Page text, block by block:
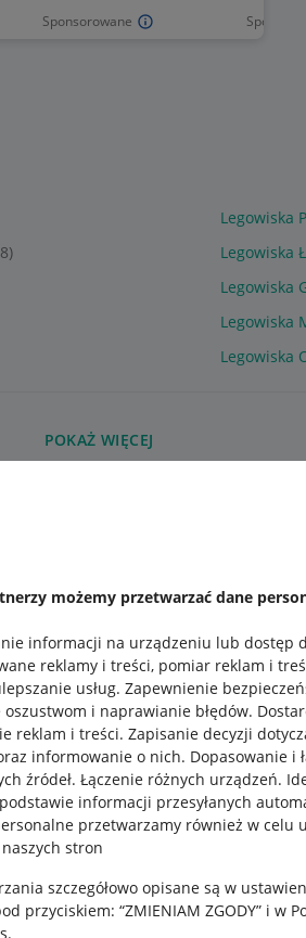
możemy przetwarzać dane
informacji na urządzeniu lub dostęp
reklamy i treści, pomiar reklam i
usług. Zapewnienie
i naprawianie błędów.
reklam i treści. Zapisanie decyzji
informowanie o nich. Dopasowanie i
źródeł. Łączenie różnych urządzeń.
informacji przesyłanych
przetwarzamy również w celu
stron
szczegółowo opisane są w
przyciskiem: “ZMIENIAM ZGODY” i w
Sponsorowane
Legowiska
Legowiska
Legowiska
Legowiska
Legowiska
POKAŻ WIĘCEJ